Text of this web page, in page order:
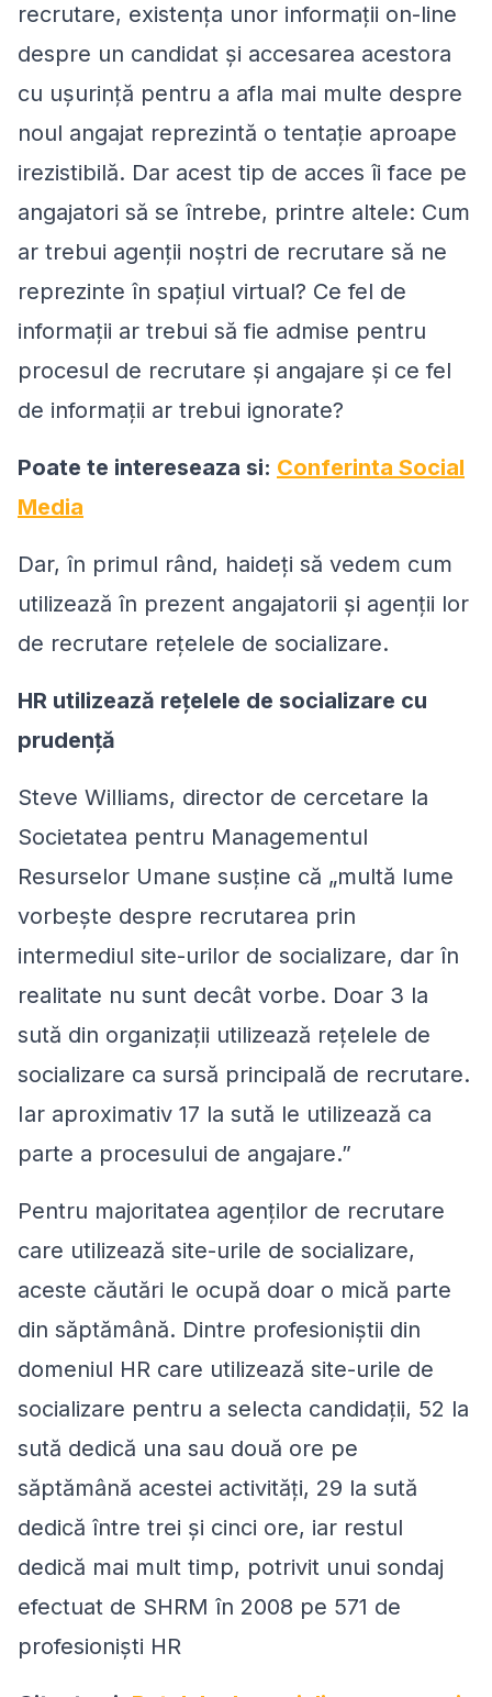
recrutare, existenţa unor informaţii on-line
despre un candidat şi accesarea acestora
cu uşurinţă pentru a afla mai multe despre
noul angajat reprezintă o tentaţie aproape
irezistibilă. Dar acest tip de acces îi face pe
angajatori să se întrebe, printre altele: Cum
ar trebui agenţii noştri de recrutare să ne
reprezinte în spaţiul virtual? Ce fel de
informaţii ar trebui să fie admise pentru
procesul de recrutare şi angajare şi ce fel
de informaţii ar trebui ignorate?
Poate te intereseaza si: Conferinta Social
Media
Dar, în primul rând, haideţi să vedem cum
utilizează în prezent angajatorii şi agenţii lor
de recrutare reţelele de socializare.
HR utilizează reţelele de socializare cu
prudenţă
Steve Williams, director de cercetare la
Societatea pentru Managementul
Resurselor Umane susţine că „multă lume
vorbeşte despre recrutarea prin
intermediul site-urilor de socializare, dar în
realitate nu sunt decât vorbe. Doar 3 la
sută din organizaţii utilizează reţelele de
socializare ca sursă principală de recrutare.
Iar aproximativ 17 la sută le utilizează ca
parte a procesului de angajare.”
Pentru majoritatea agenţilor de recrutare
care utilizează site-urile de socializare,
aceste căutări le ocupă doar o mică parte
din săptămână. Dintre profesioniştii din
domeniul HR care utilizează site-urile de
socializare pentru a selecta candidaţii, 52 la
sută dedică una sau două ore pe
săptămână acestei activităţi, 29 la sută
dedică între trei şi cinci ore, iar restul
dedică mai mult timp, potrivit unui sondaj
efectuat de SHRM în 2008 pe 571 de
profesionişti HR